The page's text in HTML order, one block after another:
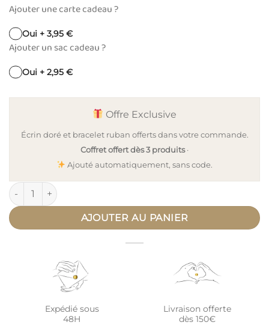
Ajouter une carte cadeau ?
Oui + 3,95 €
Ajouter un sac cadeau ?
Oui + 2,95 €
Offre Exclusive
Écrin doré et bracelet ruban offerts dans votre commande.
Coffret offert dès 3 produits·
Ajouté automatiquement, sans code.
quantité de Bola de grossesse indonésien cœur BALI
AJOUTER AU PANIER
Expédié sous
48H
Livraison offerte
dès 150€